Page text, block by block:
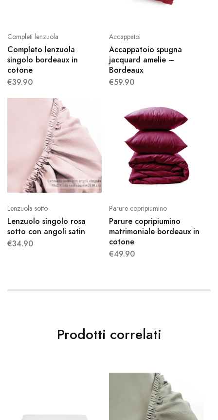
Completi lenzuola
Completo lenzuola
singolo bordeaux in
cotone
€39.90
Accappatoi
Accappatoio spugna
jacquard amelie –
Bordeaux
€59.90
Lenzuola sotto
Lenzuolo singolo rosa
sotto con angoli satin
€34.90
Parure copripiumino
Parure copripiumino
matrimoniale bordeaux in
cotone
€49.90
Prodotti correlati